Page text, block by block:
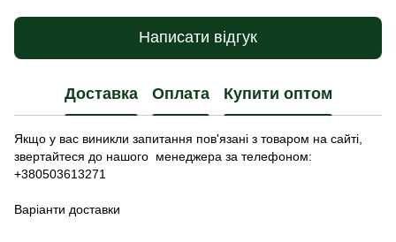
Написати відгук
Доставка Оплата Купити оптом
Якщо у вас виникли запитання пов'язані з товаром на сайті,
звертайтеся до нашого менеджера за телефоном:
+380503613271
Варіанти доставки